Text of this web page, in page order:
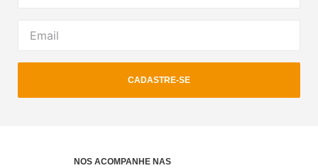
CADASTRE-SE
NOS ACOMPANHE NAS